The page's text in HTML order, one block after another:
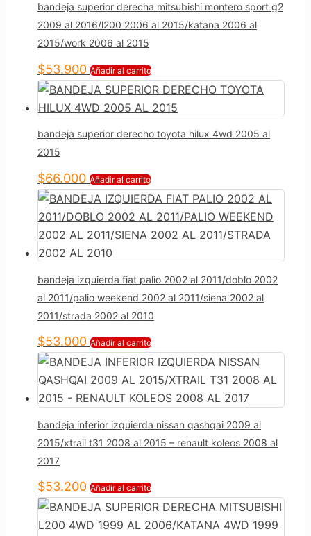
bandeja superior derecha mitsubishi montero sport g2
2009 al 2016/l200 2006 al 2015/katana 2006 al
2015/work 2006 al 2015
$53.900 Añadir al carrito
bandeja superior derecho toyota hilux 4wd 2005 al
2015
$66.000 Añadir al carrito
bandeja izquierda fiat palio 2002 al 2011/doblo 2002
al 2011/palio weekend 2002 al 2011/siena 2002 al
2011/strada 2002 al 2010
$53.000 Añadir al carrito
bandeja inferior izquierda nissan qashqai 2009 al
2015/xtrail t31 2008 al 2015 – renault koleos 2008 al
2017
$53.200 Añadir al carrito